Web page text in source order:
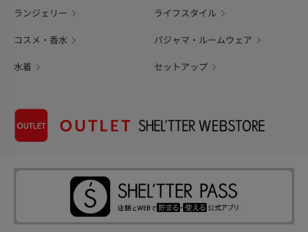
ランジェリー ライフスタイル
コスメ・香水 パジャマ・ルームウェア
水着 セットアップ